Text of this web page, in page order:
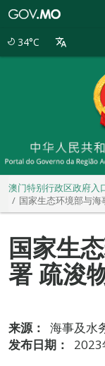
34°C
澳门特别行政区政府入
国家生态环境部与
国家生
署 疏浚
来源：
海事及水
发布日期：
2023